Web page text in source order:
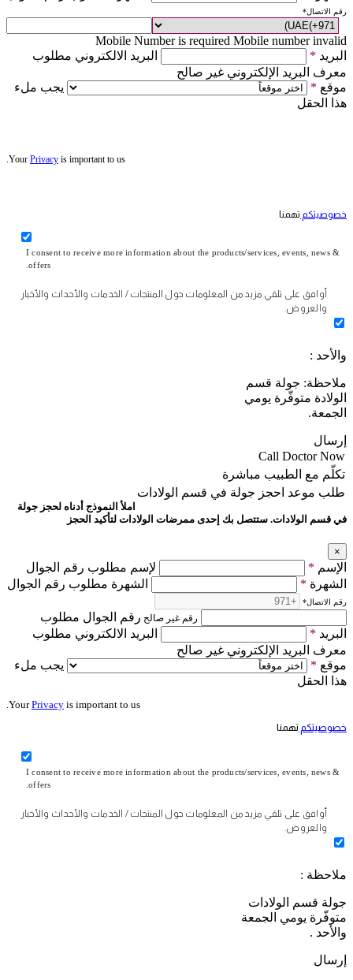
رقم الاتصال*
Mobile Number is required Mobile number invalid
البريد *
البريد الالكتروني مطلوب
معرف البريد الإلكتروني غير صالح
موقع *
يجب ملء
هذا الحقل
Your Privacy is important to us.
خصوصيتكم تهمنا
I consent to receive more information about the products/services, events, news &
offers.
أوافق على تلقي مزيد من المعلومات حول المنتجات / الخدمات والأحداث والأخبار
والعروض.
والأحد :
ملاحظة: جولة قسم
الولادة متوفّرة يومي
الجمعة.
إرسال
Call Doctor Now
تكلّم مع الطبيب مباشرة
طلب موعد احجز جولة في قسم الولادات
املأ النموذج أدناه لحجز جولة
في قسم الولادات. ستتصل بك إحدى ممرضات الولادات لتأكيد الحجز
×
الإسم *
لإسم مطلوب رقم الجوال
الشهرة * الشهرة مطلوب رقم الجوال
رقم الاتصال*
رقم غير صالح رقم الجوال مطلوب
البريد *
البريد الالكتروني مطلوب
معرف البريد الإلكتروني غير صالح
موقع *
يجب ملء
هذا الحقل
YourPrivacy is important to us.
خصوصيتكم تهمنا
I consent to receive more information about the products/services, events, news &
offers.
أوافق على تلقي مزيد من المعلومات حول المنتجات / الخدمات والأحداث والأخبار
والعروض.
ملاحظة :
جولة قسم الولادات
متوفّرة يومي الجمعة
والأحد .
إرسال